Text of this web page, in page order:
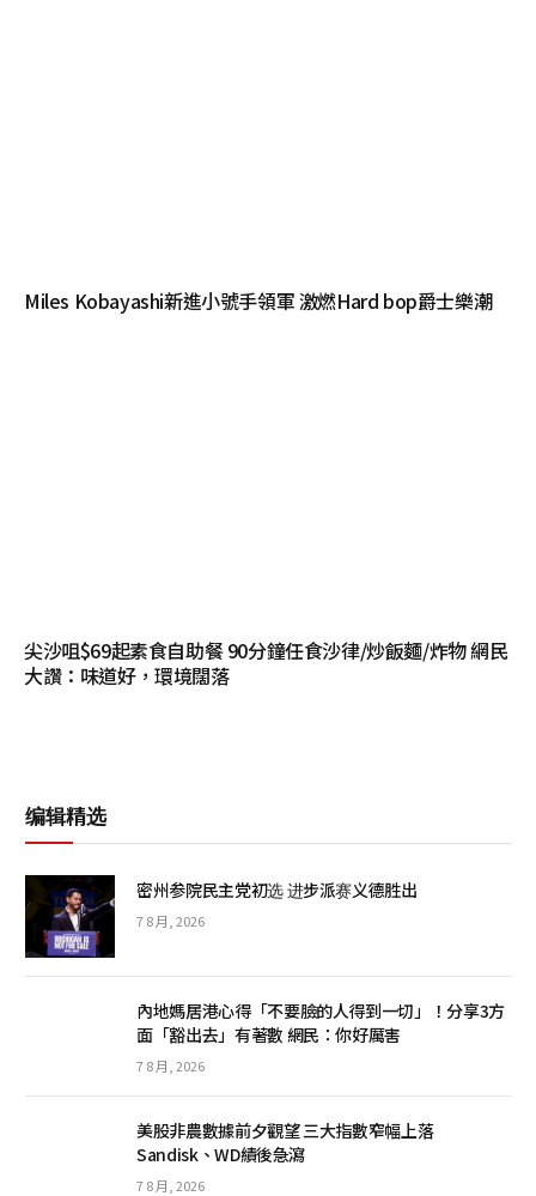
Miles Kobayashi新進小號手領軍 激燃Hard bop爵士樂潮
尖沙咀$69起素食自助餐 90分鐘任食沙律/炒飯麵/炸物 網民
大讚：味道好，環境闊落
编辑精选
密州参院民主党初选 进步派赛义德胜出
7 8 月, 2026
內地媽居港心得「不要臉的人得到一切」！分享3方
面「豁出去」有著數 網民：你好厲害
7 8 月, 2026
美股非農數據前夕觀望 三大指數窄幅上落
Sandisk、WD績後急瀉
7 8 月, 2026